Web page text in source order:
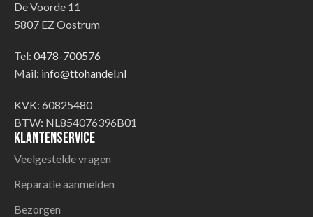
De Voorde 11
5807 EZ Oostrum
Tel: 0478-700576
Mail: info@ttohandel.nl
KVK: 60825480
BTW: NL854076396B01
Klantenservice
Veelgestelde vragen
Reparatie aanmelden
Bezorgen